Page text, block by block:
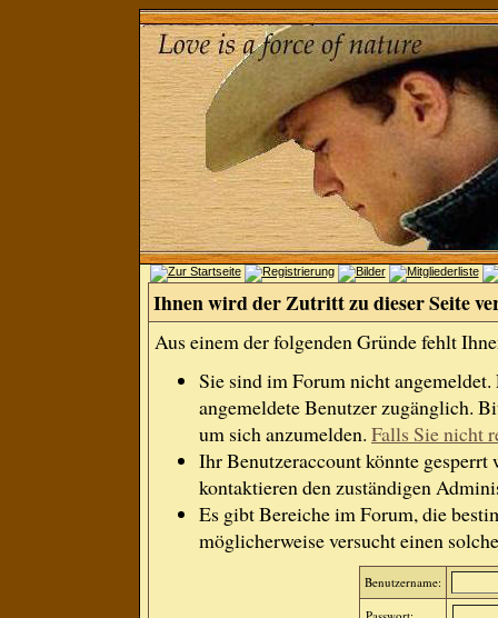
Ihnen wird der Zutritt zu dieser Seite
Aus einem der folgenden Gründe fehlt
Sie sind im Forum nicht
angemeldete Benutzer zugänglich.
um sich anzumelden. Falls Sie nicht
Ihr Benutzeraccount könnte gesperrt
kontaktieren den zuständigen
Es gibt Bereiche im Forum, die
möglicherweise versucht einen
Benutzername: